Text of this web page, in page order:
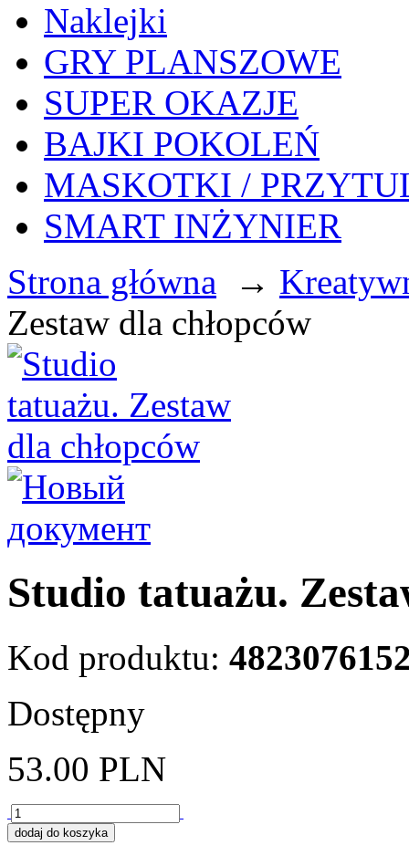
Naklejki
GRY PLANSZOWE
SUPER OKAZJE
BAJKI POKOLEŃ
MASKOTKI /
SMART INŻYNIER
Strona główna
→
Zestaw dla chłopców
Studio tatuażu.
Kod produktu:
Dostępny
53.00 PLN